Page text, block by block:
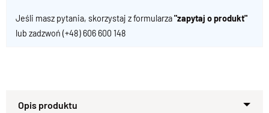
Jeśli masz pytania, skorzystaj z formularza"zapytaj o produkt"
lub zadzwoń (+48) 606 600 148